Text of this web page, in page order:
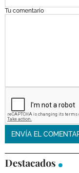
Tu comentario
Destacados